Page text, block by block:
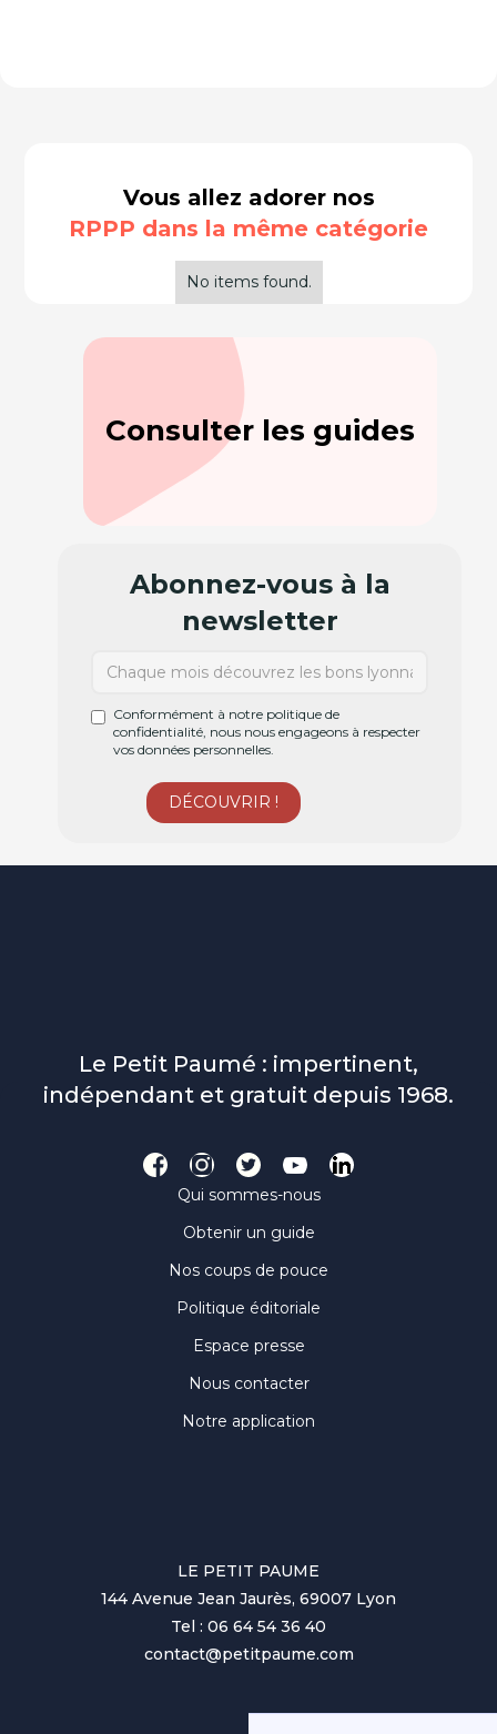
Vous allez adorer nos
RPPP dans la même catégorie
No items found.
Consulter les guides
Abonnez-vous à la
newsletter
Conformément à notre politique de
confidentialité, nous nous engageons à respecter
vos données personnelles.
Le Petit Paumé : impertinent,
indépendant et gratuit depuis 1968.
Qui sommes-nous
Obtenir un guide
Nos coups de pouce
Politique éditoriale
Espace presse
Nous contacter
Notre application
LE PETIT PAUME
144 Avenue Jean Jaurès, 69007 Lyon
Tel : 06 64 54 36 40
contact@petitpaume.com